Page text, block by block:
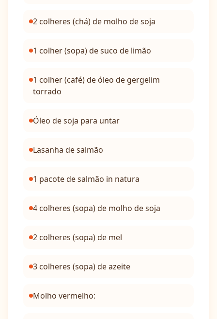
2 colheres (chá) de molho de soja
1 colher (sopa) de suco de limão
1 colher (café) de óleo de gergelim
torrado
Óleo de soja para untar
Lasanha de salmão
1 pacote de salmão in natura
4 colheres (sopa) de molho de soja
2 colheres (sopa) de mel
3 colheres (sopa) de azeite
Molho vermelho: